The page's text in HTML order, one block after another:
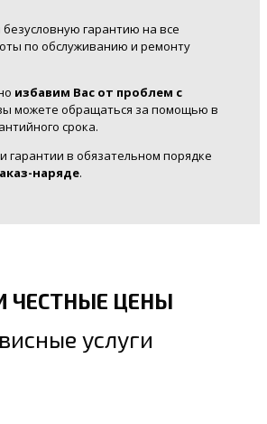
гарантию на все
по обслуживанию и ремонту
избавим Вас от проблем с
можете обращаться за помощью в
срока.
гарантии в обязательном порядке
наряде.
ЧЕСТНЫЕ ЦЕНЫ
услуги